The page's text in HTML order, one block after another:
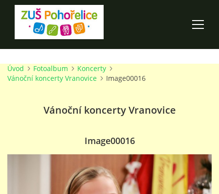
ÚVOD
Úvod Fotoalbum
Koncerty
Vánoční koncerty Vranovice
Image00016
Vánoční koncerty Vranovice
Image00016